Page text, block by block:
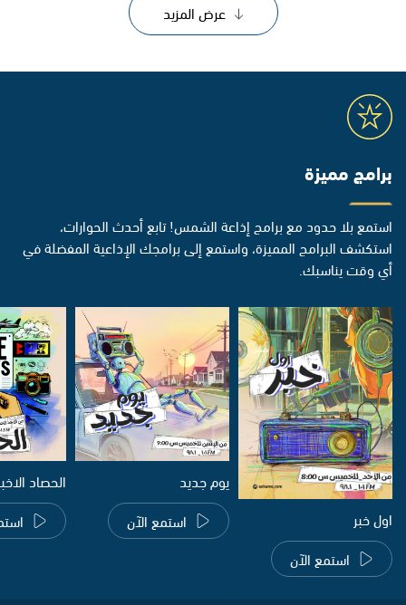
عرض المزيد
برامج مميزة
استمع بلا حدود مع برامج إذاعة الشمس! تابع أحدث الحوارات،
استكشف البرامج المميزة، واستمع إلى برامجك الإذاعية المفضلة في
أي وقت يناسبك.
اول خبر
استمع الآن
يوم جديد
استمع الآن
الحصاد